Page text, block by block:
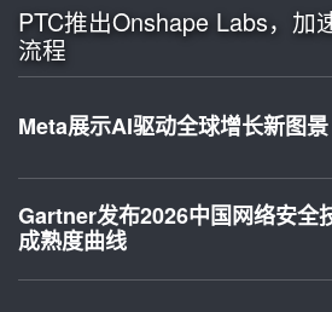
PTC推出Onshape Labs，加
流程
Meta展示AI驱动全球增长新图景
Gartner发布2026中国网络安全
成熟度曲线